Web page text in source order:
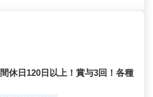
休日120日以上！賞与3回！各種